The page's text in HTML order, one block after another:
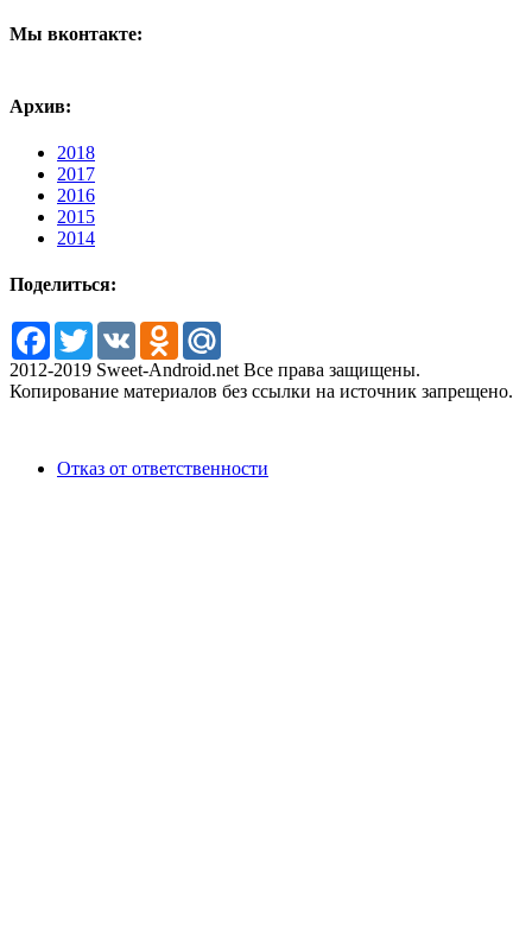
Мы вконтакте:
Архив:
2018
2017
2016
2015
2014
Поделиться:
Facebook
TwitterVK Odnoklassniki
2012-2019 Sweet-Android.net Все права защищены.
Копирование материалов без ссылки на источник запрещено.
Отказ от ответственности